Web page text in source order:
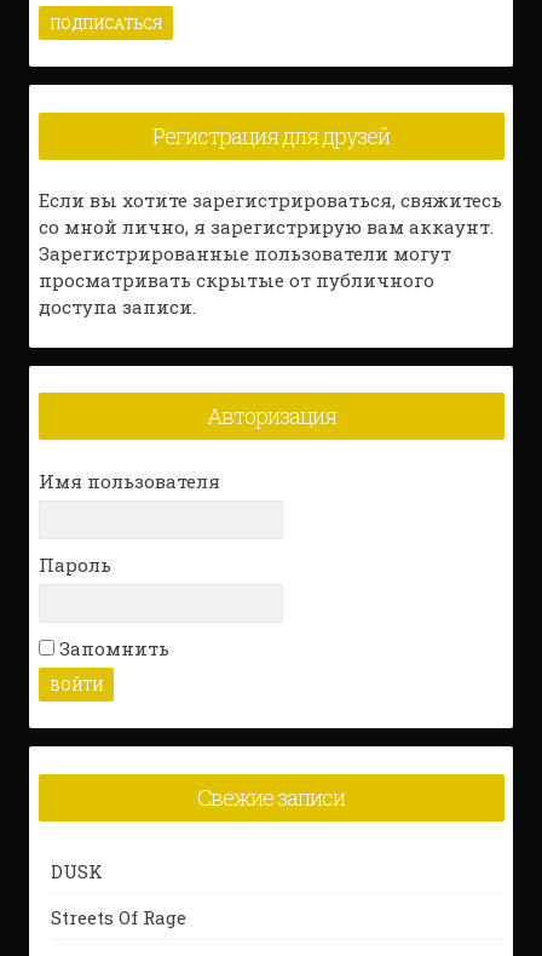
Регистрация для друзей
Если вы хотите зарегистрироваться, свяжитесь
со мной лично, я зарегистрирую вам аккаунт.
Зарегистрированные пользователи могут
просматривать скрытые от публичного
доступа записи.
Авторизация
Имя пользователя
Пароль
Запомнить
Свежие записи
DUSK
Streets Of Rage